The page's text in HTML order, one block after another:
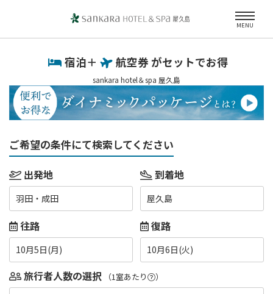
MENU
宿泊＋ 航空券 がセットでお得
sankara hotel＆spa 屋久島
ご希望の条件にて検索してください
出発地
羽田・成田
到着地
屋久島
往路
10月5日(月)
復路
10月6日(火)
旅行者人数の選択 （1室あたり ）